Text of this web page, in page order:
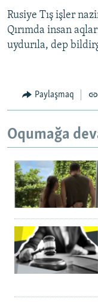
Rusiye Tış işler
Qırımda insan
uydurıla, dep
Paylaşmaq
Oqumağa